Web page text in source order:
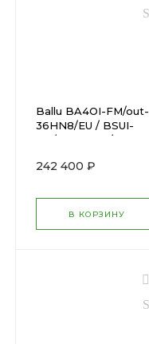
Ballu BA4OI-FM/out-
36HN8/EU / BSUI-
FM/in-09HN8/EUx4
242 400 ₽
В КОРЗИНУ